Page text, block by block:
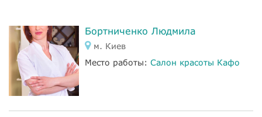
Бортниченко Людмила
м. Киев
Место работы: Салон красоты Кафо